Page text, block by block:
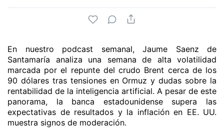
En nuestro podcast semanal, Jaume Saenz de
Santamaría analiza una semana de alta volatilidad
marcada por el repunte del crudo Brent cerca de los
90 dólares tras tensiones en Ormuz y dudas sobre la
rentabilidad de la inteligencia artificial. A pesar de este
panorama, la banca estadounidense supera las
expectativas de resultados y la inflación en EE. UU.
muestra signos de moderación.